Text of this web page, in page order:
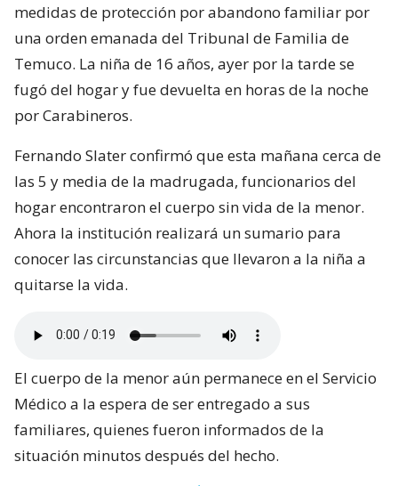
medidas de protección por abandono familiar por
una orden emanada del Tribunal de Familia de
Temuco. La niña de 16 años, ayer por la tarde se
fugó del hogar y fue devuelta en horas de la noche
por Carabineros.
Fernando Slater confirmó que esta mañana cerca de
las 5 y media de la madrugada, funcionarios del
hogar encontraron el cuerpo sin vida de la menor.
Ahora la institución realizará un sumario para
conocer las circunstancias que llevaron a la niña a
quitarse la vida.
El cuerpo de la menor aún permanece en el Servicio
Médico a la espera de ser entregado a sus
familiares, quienes fueron informados de la
situación minutos después del hecho.